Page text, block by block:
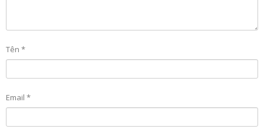
Tên *
Email *